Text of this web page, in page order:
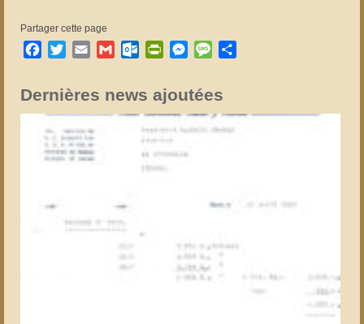
Partager cette page
Facebook
TwitterEmail GmailOutlook.com
PrintFriendly
Messenger
Message
Dernières news ajoutées